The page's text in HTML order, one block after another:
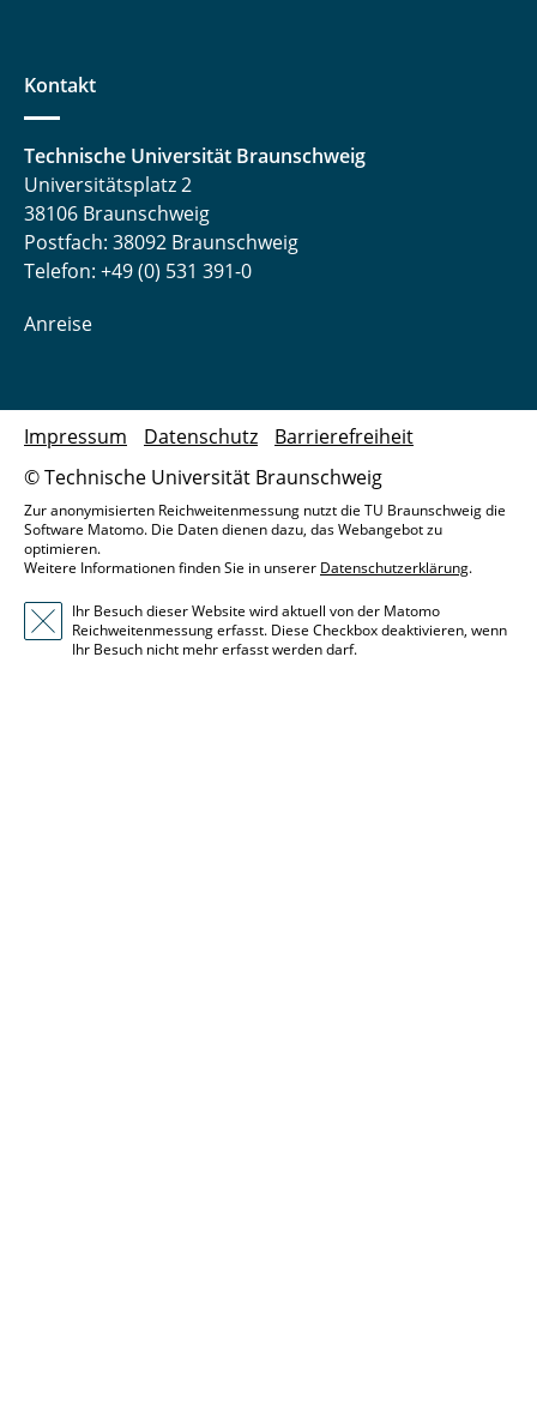
Kontakt
Technische Universität Braunschweig
Universitätsplatz 2
38106 Braunschweig
Postfach: 38092 Braunschweig
Telefon: +49 (0) 531 391-0
Anreise
© Technische Universität Braunschweig
Impressum Datenschutz Barrierefreiheit
Zur anonymisierten Reichweitenmessung nutzt die TU Braunschweig die
Software Matomo. Die Daten dienen dazu, das Webangebot zu
optimieren.
Weitere Informationen finden Sie in unserer Datenschutzerklärung.
Ihr Besuch dieser Website wird aktuell von der Matomo
Reichweitenmessung erfasst. Diese Checkbox deaktivieren, wenn
Ihr Besuch nicht mehr erfasst werden darf.